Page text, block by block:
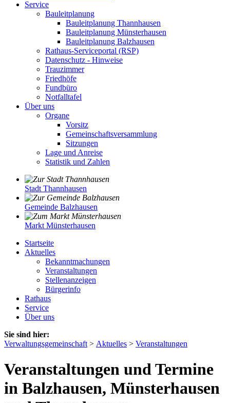
Service
Bauleitplanung
Bauleitplanung Thannhausen
Bauleitplanung Münsterhausen
Bauleitplanung Balzhausen
Rathaus-Serviceportal (RSP)
Datenschutz - Hinweise
Trauzimmer
Friedhöfe
Fundbüro
Notfalltafel
Über uns
Organe
Vorsitz
Gemeinschaftsversammlung
Sitzungen
Lage und Anreise
Statistik und Zahlen
Stadt Thannhausen
Gemeinde Balzhausen
Markt Münsterhausen
Startseite
Aktuelles
Bekanntmachungen
Veranstaltungen
Stellenanzeigen
Bürgerinfo
Rathaus
Service
Über uns
Sie sind hier:
Verwaltungsgemeinschaft > Aktuelles > Veranstaltungen
Veranstaltungen und Termine
in Balzhausen, Münsterhausen